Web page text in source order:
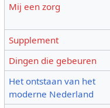
Mij een zorg
Supplement
Dingen die gebeuren
Het ontstaan van het
moderne Nederland